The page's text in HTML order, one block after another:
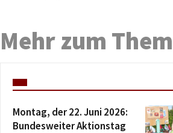
Mehr zum
Montag, der 22. Juni 2026:
Bundesweiter Aktionstag